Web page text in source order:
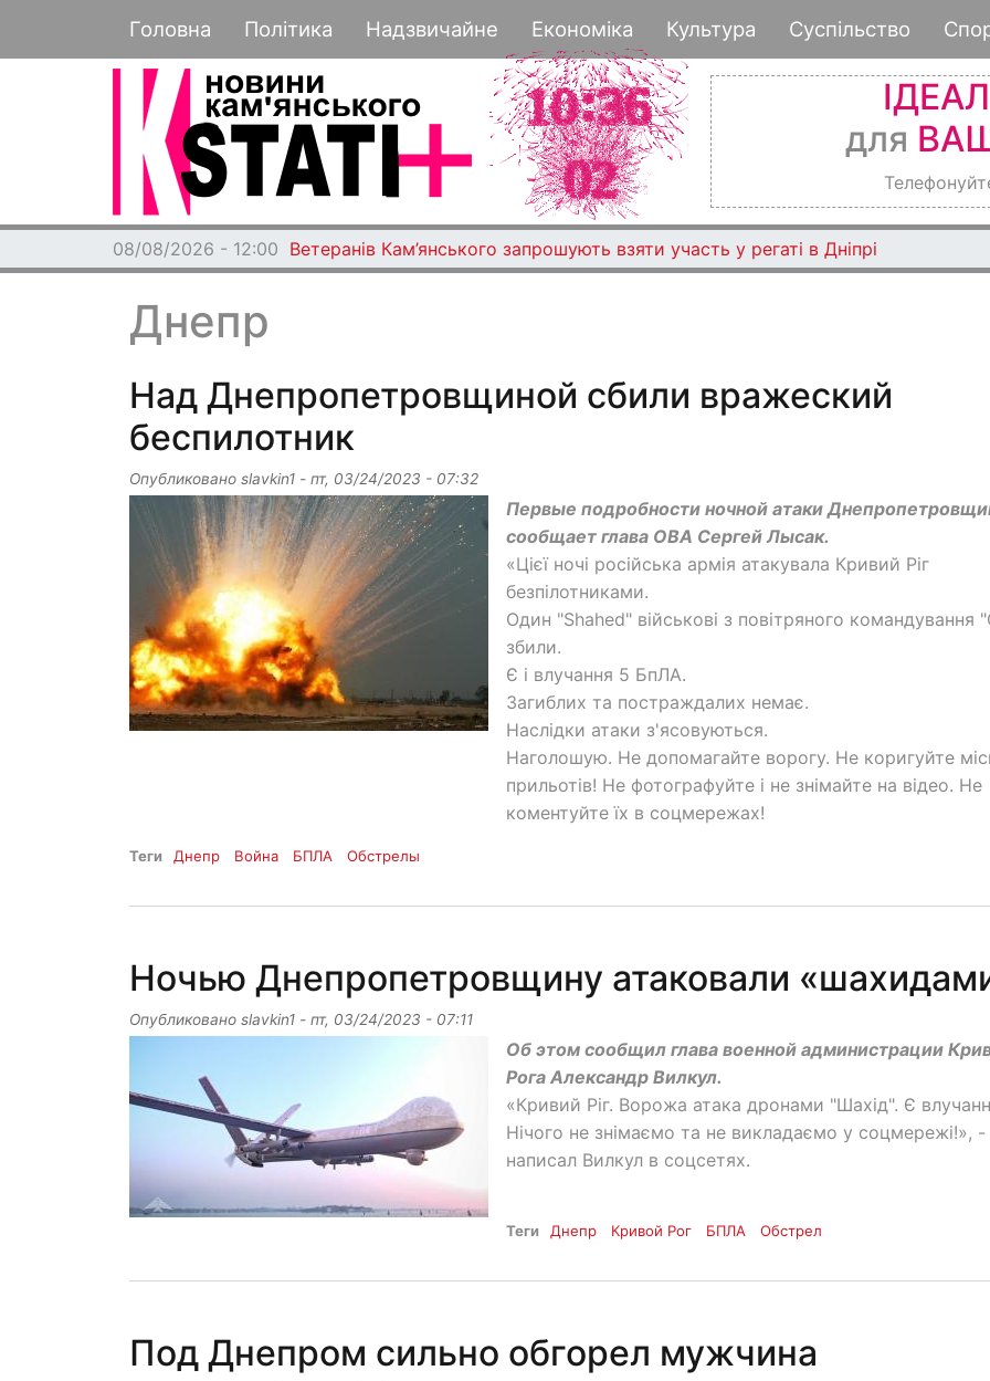
к
основному
Основная навигация
Головна Політика Надзвичайне Економіка Культура Суспільство
для
08/08/2026 - 12:00 Ветеранів Кам’янського запрошують взяти участь у регаті в Дніпрі
Днепр
Над Днепропетровщиной сбили вражеский
беспилотник
Опубликовано slavkin1 - пт, 03/24/2023 - 07:32
Первые подробности ночной атаки
сообщает глава ОВА Сергей Лысак.
«Цієї ночі російська армія атакувала Кривий Ріг
безпілотниками.
Один "Shahed" військові з повітряного командування
збили.
Є і влучання 5 БпЛА.
Загиблих та постраждалих немає.
Наслідки атаки з'ясовуються.
Наголошую. Не допомагайте ворогу. Не коригуйте
прильотів! Не фотографуйте і не знімайте на відео. Не
коментуйте їх в соцмережах!
Теги Днепр Война БПЛА Обстрелы
Ночью Днепропетровщину атаковали
Опубликовано slavkin1 - пт, 03/24/2023 - 07:11
Об этом сообщил глава военной администрации
Рога Александр Вилкул.
«Кривий Ріг. Ворожа атака дронами "Шахід". Є
Нічого не знімаємо та не викладаємо у соцмережі!», -
написал Вилкул в соцсетях.
Теги Днепр Кривой Рог БПЛА Обстрел
Под Днепром сильно обгорел мужчина